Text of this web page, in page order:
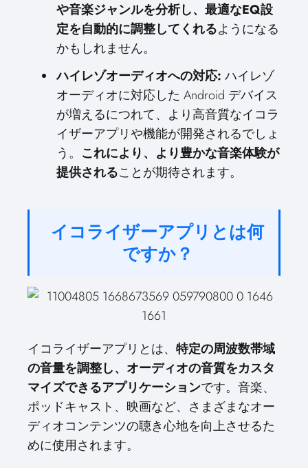
や音楽ジャンルを分析し、最適なEQ設
定を自動的に調整してくれるようになる
かもしれません。
ハイレゾオーディオへの対応: ハイレゾ
オーディオに対応した Android デバイス
が増えるにつれて、より高音質なイコラ
イザーアプリや機能が開発されるでしょ
う。 これにより、より豊かな音楽体験が
提供されることが期待されます。
イコライザーアプリとは何
ですか？
イコライザーアプリとは、 特定の周波数帯域
の音量を調整し、オーディオの音質をカスタ
マイズできるアプリケーションです。音楽、
ポッドキャスト、映画など、さまざまなオー
ディオコンテンツの聴き心地を向上させるた
めに使用されます。